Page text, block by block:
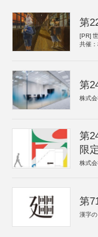
第
[PR]
共催
第
株式
第
限
株式
第
漢字